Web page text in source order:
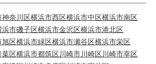
神奈川区横浜市西区横浜市中区横浜市南区
浜市磯子区横浜市金沢区横浜市港北区
旭区横浜市緑区横浜市瀬谷区横浜市栄区
葉区横浜市都筑区川崎市川崎区川崎市幸区